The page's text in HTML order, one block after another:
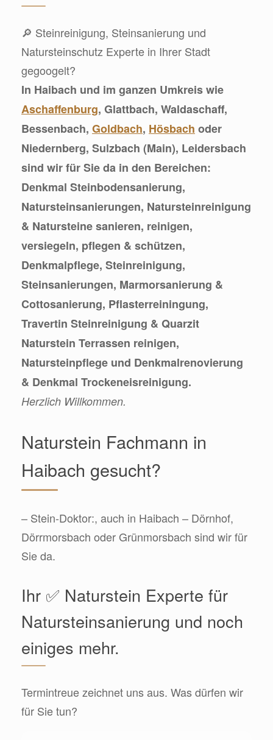
🔎 Steinreinigung, Steinsanierung und
Natursteinschutz Experte in Ihrer Stadt
gegoogelt?
In Haibach und im ganzen Umkreis wie
Aschaffenburg, Glattbach, Waldaschaff,
Bessenbach, Goldbach, Hösbach oder
Niedernberg, Sulzbach (Main), Leidersbach
sind wir für Sie da in den Bereichen:
Denkmal Steinbodensanierung,
Natursteinsanierungen, Natursteinreinigung
& Natursteine sanieren, reinigen,
versiegeln, pflegen & schützen,
Denkmalpflege, Steinreinigung,
Steinsanierungen, Marmorsanierung &
Cottosanierung, Pflasterreiningung,
Travertin Steinreinigung & Quarzit
Naturstein Terrassen reinigen,
Natursteinpflege und Denkmalrenovierung
& Denkmal Trockeneisreinigung.
Herzlich Willkommen.
Naturstein Fachmann in
Haibach gesucht?
– Stein-Doktor:, auch in Haibach – Dörnhof,
Dörrmorsbach oder Grünmorsbach sind wir für
Sie da.
Ihr ✅ Naturstein Experte für
Natursteinsanierung und noch
einiges mehr.
Termintreue zeichnet uns aus. Was dürfen wir
für Sie tun?